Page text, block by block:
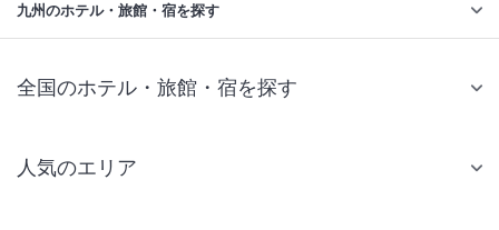
九州のホテル・旅館・宿を探す
全国のホテル・旅館・宿を探す
人気のエリア